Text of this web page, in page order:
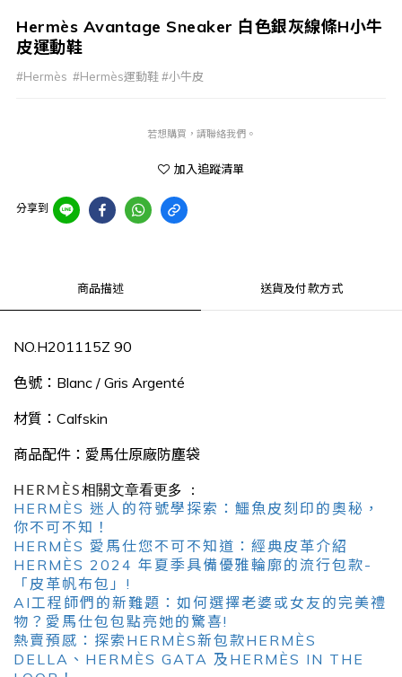
Hermès Avantage Sneaker 白色銀灰線條H小牛
皮運動鞋
#Hermès  #Hermès運動鞋 #小牛皮
若想購買，請聯絡我們。
加入追蹤清單
分享到
商品描述 送貨及付款方式
NO.H201115Z 90
色號： Blanc / Gris Argenté
材質：Calfskin
商品配件：愛馬仕原廠防塵袋
HERMÈS相關文章看更多 ：
HERMÈS 迷人的符號學探索：鱷魚皮刻印的奧秘，
你不可不知！
HERMÈS 愛馬仕您不可不知道：經典皮革介紹
HERMÈS 2024 年夏季具備優雅輪廓的流行包款-
「皮革帆布包」!
AI工程師們的新難題：如何選擇老婆或女友的完美禮
物？愛馬仕包包點亮她的驚喜!
熱賣預感：探索HERMÈS新包款HERMÈS
DELLA、HERMÈS GATA 及HERMÈS IN THE